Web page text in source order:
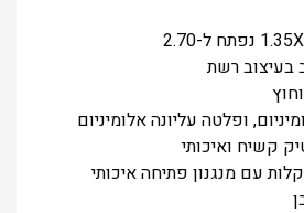
ופלטה עליונה אלומיניום
קשיח ואיכותי
עם מנגנון פתיחה איכותי